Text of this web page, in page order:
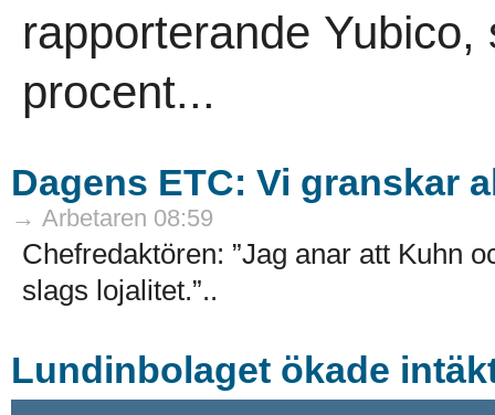
rapporterande
procent...
Dagens ETC: Vi granskar
→ Arbetaren 08:59
Chefredaktören: ”Jag anar att Kuhn
slags lojalitet.”..
Lundinbolaget ökade